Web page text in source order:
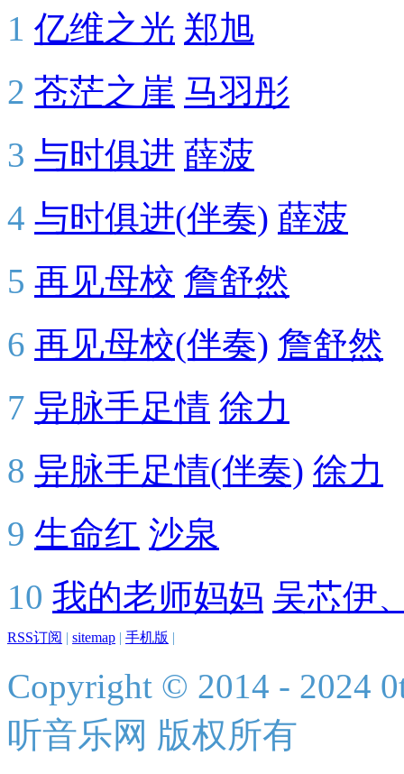
1 亿维之光 郑旭
2 苍茫之崖 马羽彤
3 与时俱进 薛菠
4 与时俱进(伴奏) 薛菠
5 再见母校 詹舒然
6 再见母校(伴奏) 詹舒然
7 异脉手足情 徐力
8 异脉手足情(伴奏) 徐力
9 生命红 沙泉
10 我的老师妈妈 吴芯伊
RSS订阅 | sitemap | 手机版 |
Copyright © 2014 - 2024
听音乐网 版权所有